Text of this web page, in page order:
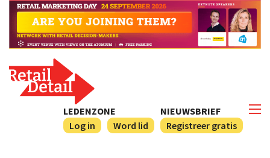
NIEUWSBRIEF
Registreer gratis
LEDENZONE
Log in
Word lid